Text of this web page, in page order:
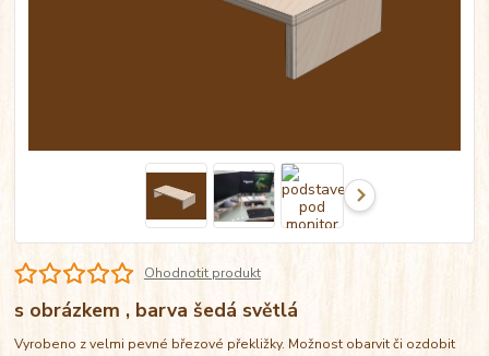
Ohodnotit produkt
s obrázkem , barva šedá světlá
Vyrobeno z velmi pevné březové překližky. Možnost obarvit či ozdobit